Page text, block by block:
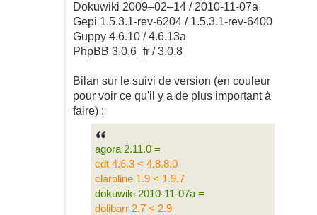
Dokuwiki 2009–02–14 / 2010-11-07a
Gepi 1.5.3.1-rev-6204 / 1.5.3.1-rev-6400
Guppy 4.6.10 / 4.6.13a
PhpBB 3.0.6_fr / 3.0.8
Bilan sur le suivi de version (en couleur
pour voir ce qu'il y a de plus important à
faire) :
agora 2.11.0 =
cdt 4.6.3 < 4.8.8.0
claroline 1.9 < 1.9.7
dokuwiki 2010-11-07a =
dolibarr 2.7 < 2.9